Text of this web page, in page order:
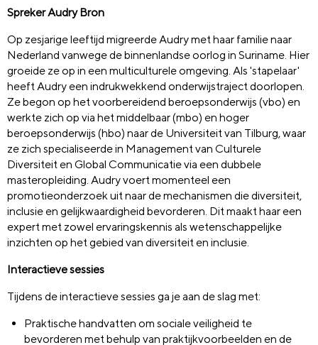
Spreker Audry Bron
Op zesjarige leeftijd migreerde Audry met haar familie naar
Nederland vanwege de binnenlandse oorlog in Suriname. Hier
groeide ze op in een multiculturele omgeving. Als 'stapelaar'
heeft Audry een indrukwekkend onderwijstraject doorlopen.
Ze begon op het voorbereidend beroepsonderwijs (vbo) en
werkte zich op via het middelbaar (mbo) en hoger
beroepsonderwijs (hbo) naar de Universiteit van Tilburg, waar
ze zich specialiseerde in Management van Culturele
Diversiteit en Global Communicatie via een dubbele
masteropleiding. Audry voert momenteel een
promotieonderzoek uit naar de mechanismen die diversiteit,
inclusie en gelijkwaardigheid bevorderen. Dit maakt haar een
expert met zowel ervaringskennis als wetenschappelijke
inzichten op het gebied van diversiteit en inclusie.
Interactieve sessies
Tijdens de interactieve sessies ga je aan de slag met:
Praktische handvatten om sociale veiligheid te
bevorderen met behulp van praktijkvoorbeelden en de